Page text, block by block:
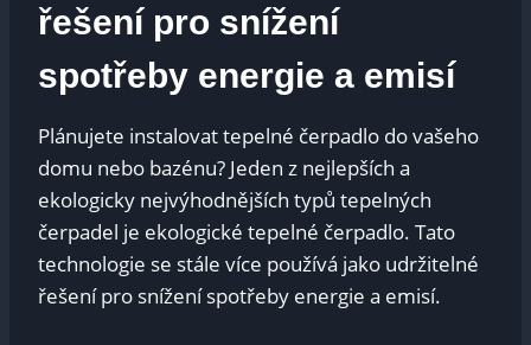
řešení pro snížení
spotřeby⁢ energie a emisí
Plánujete ⁣instalovat tepelné čerpadlo do vašeho
‍domu nebo bazénu? Jeden z nejlepších a
ekologicky nejvýhodnějších​ typů tepelných
čerpadel je ⁢ekologické tepelné ⁤čerpadlo. Tato
technologie se stále více používá jako udržitelné
řešení pro snížení spotřeby energie ‍a emisí.